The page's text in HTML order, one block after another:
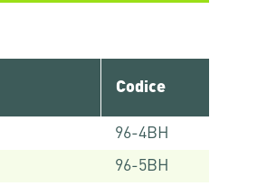
Codice
96-4BH
96-5BH